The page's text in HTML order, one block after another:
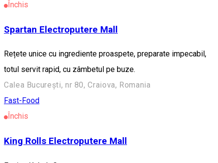
Închis
Spartan Electroputere Mall
Rețete unice cu ingrediente proaspete, preparate impecabil,
totul servit rapid, cu zâmbetul pe buze.
Calea București, nr 80, Craiova, Romania
Fast-Food
Închis
King Rolls Electroputere Mall